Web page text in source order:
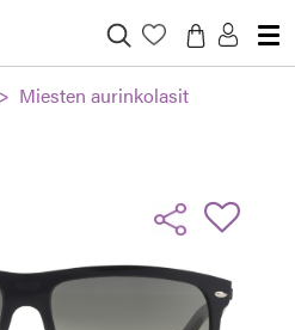
Miesten aurinkolasit